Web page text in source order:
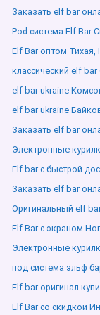
Заказать elf bar
Pod система Elf Bar
Elf Bar оптом Тихая,
классический elf
elf bar ukraine
elf bar ukraine
Заказать elf bar
Электронные
Elf bar с быстрой
Заказать elf bar
Оригинальный elf
Elf Bar с экраном
Электронные
под система эльф
Elf bar оригинал
Elf Bar со скидкой